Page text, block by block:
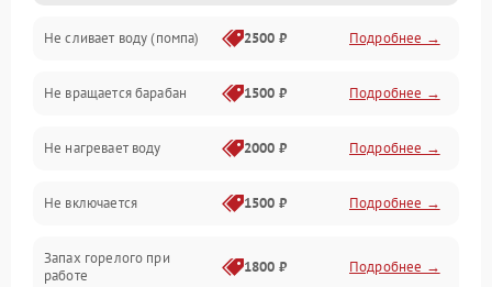
Водоснабжение
Слив
Программное обеспечение
Не сливает воду (помпа) 2500 ₽ Подробнее →
Не вращается барабан 1500 ₽ Подробнее →
Не нагревает воду 2000 ₽ Подробнее →
Не включается 1500 ₽ Подробнее →
Запах горелого при
работе
1800 ₽ Подробнее →